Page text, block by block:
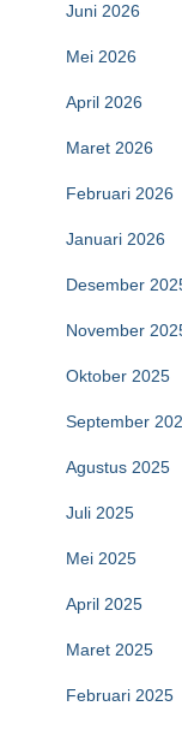
Juni 2026
Mei 2026
April 2026
Maret 2026
Februari 2026
Januari 2026
Desember
November
Oktober 2025
September
Agustus 2025
Juli 2025
Mei 2025
April 2025
Maret 2025
Februari 2025